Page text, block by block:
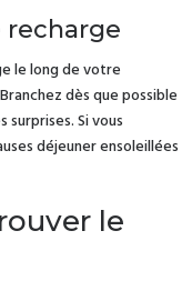
le long de votre
dès que possible
Si vous
déjeuner ensoleillées
le